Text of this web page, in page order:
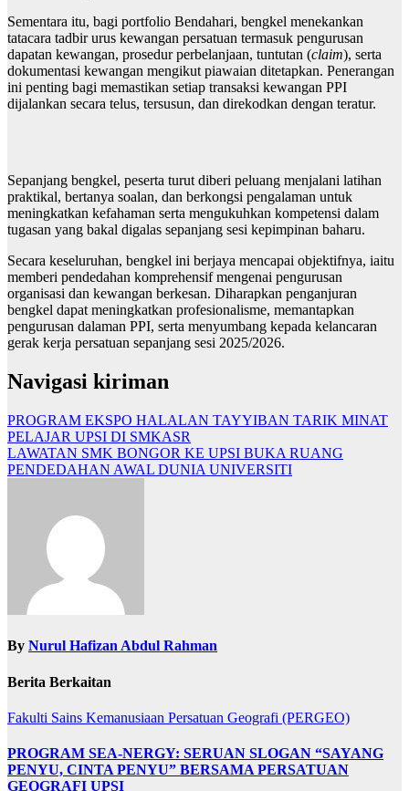
Sementara itu, bagi portfolio Bendahari, bengkel menekankan
tatacara tadbir urus kewangan persatuan termasuk pengurusan
dapatan kewangan, prosedur perbelanjaan, tuntutan (claim), serta
dokumentasi kewangan mengikut piawaian ditetapkan. Penerangan
ini penting bagi memastikan setiap transaksi kewangan PPI
dijalankan secara telus, tersusun, dan direkodkan dengan teratur.
Sepanjang bengkel, peserta turut diberi peluang menjalani latihan
praktikal, bertanya soalan, dan berkongsi pengalaman untuk
meningkatkan kefahaman serta mengukuhkan kompetensi dalam
tugasan yang bakal digalas sepanjang sesi kepimpinan baharu.
Secara keseluruhan, bengkel ini berjaya mencapai objektifnya, iaitu
memberi pendedahan komprehensif mengenai pengurusan
organisasi dan kewangan berkesan. Diharapkan penganjuran
bengkel dapat meningkatkan profesionalisme, memantapkan
pengurusan dalaman PPI, serta menyumbang kepada kelancaran
gerak kerja persatuan sepanjang sesi 2025/2026.
Navigasi kiriman
PROGRAM EKSPO HALALAN TAYYIBAN TARIK MINAT
PELAJAR UPSI DI SMKASR
LAWATAN SMK BONGOR KE UPSI BUKA RUANG
PENDEDAHAN AWAL DUNIA UNIVERSITI
By Nurul Hafizan Abdul Rahman
Berita Berkaitan
Fakulti Sains Kemanusiaan Persatuan Geografi (PERGEO)
PROGRAM SEA-NERGY: SERUAN SLOGAN “SAYANG
PENYU, CINTA PENYU” BERSAMA PERSATUAN
GEOGRAFI UPSI